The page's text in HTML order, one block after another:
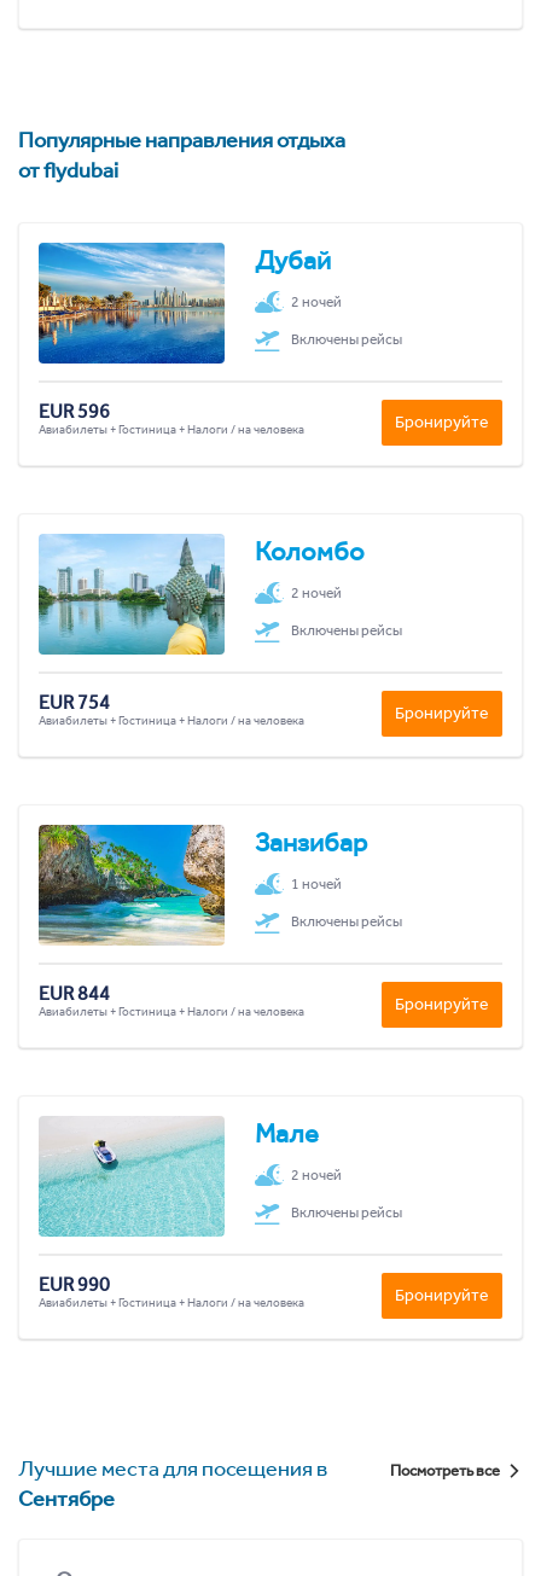
Популярные направления отдыха
от flydubai
Дубай
2 ночей
Включены рейсы
EUR 596
Авиабилеты + Гостиница + Налоги / на человека Бронируйте
Коломбо
2 ночей
Включены рейсы
EUR 754
Авиабилеты + Гостиница + Налоги / на человека Бронируйте
Занзибар
1 ночей
Включены рейсы
EUR 844
Авиабилеты + Гостиница + Налоги / на человека Бронируйте
Мале
2 ночей
Включены рейсы
EUR 990
Авиабилеты + Гостиница + Налоги / на человека Бронируйте
Лучшие места для посещения в
Сентябре
Посмотреть все